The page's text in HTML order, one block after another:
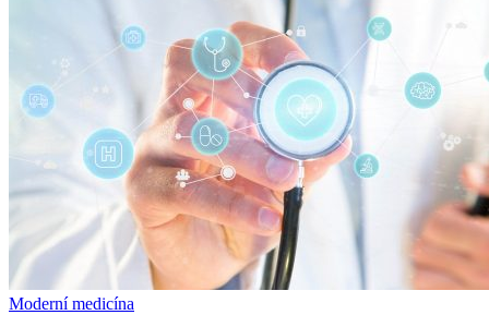
Moderní medicína